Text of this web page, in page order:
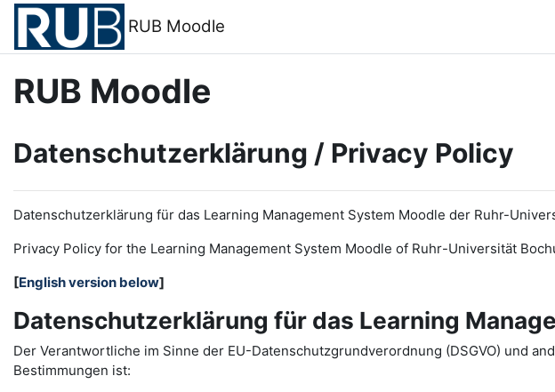
Zum Hauptinhalt
RUB Moodle
RUB Moodle
Datenschutzerklärung / Privacy Policy
Datenschutzerklärung für das Learning Management System Moodle der Ruhr-
Privacy Policy for the Learning Management System Moodle of Ruhr-Universität
[English version below]
Datenschutzerklärung für das Learning
Der Verantwortliche im Sinne der EU-Datenschutzgrundverordnung (DSGVO) und
Bestimmungen ist: